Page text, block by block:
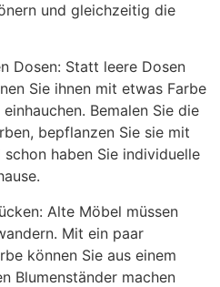
und gleichzeitig die
Dosen: Statt leere Dosen
Sie ihnen mit etwas Farbe
Bemalen Sie die
bepflanzen Sie sie mit
haben Sie individuelle
Alte Möbel müssen
Mit ein paar
können Sie aus einem
Blumenständer machen